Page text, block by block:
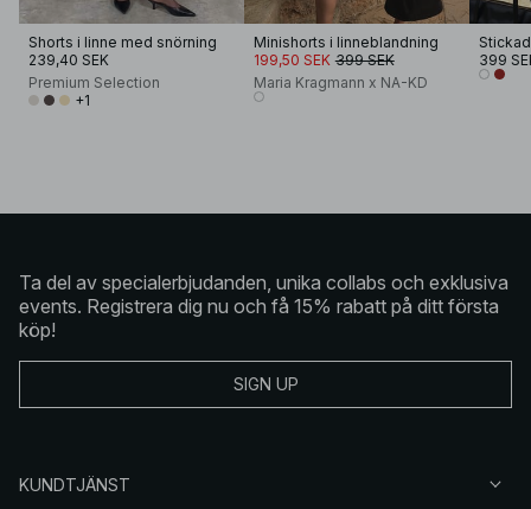
Shorts i linne med snörning
239,40 SEK
Premium Selection
+1
Minishorts i linneblandning
199,50 SEK 399 SEK
Maria Kragmann x NA-KD
399
Ta del av specialerbjudanden, unika collabs och exklusiva
events. Registrera dig nu och få 15% rabatt på ditt första
köp!
SIGN UP
KUNDTJÄNST